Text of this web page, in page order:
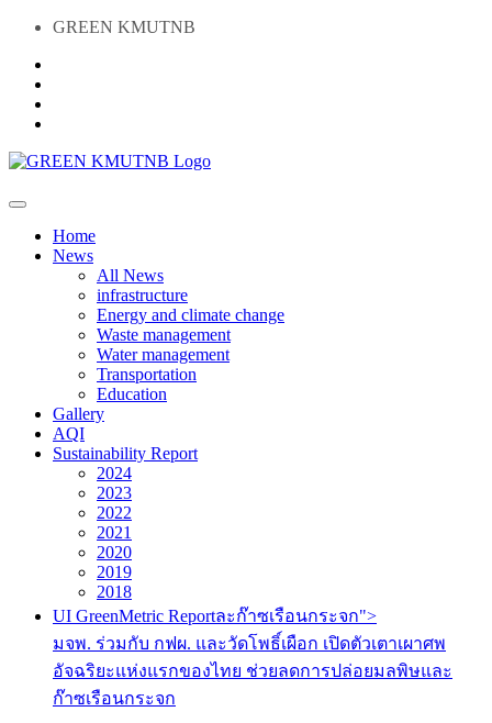
GREEN KMUTNB
Home
News
All News
infrastructure
Energy and climate change
Waste management
Water management
Transportation
Education
Gallery
AQI
Sustainability Report
2024
2023
2022
2021
2020
2019
2018
UI GreenMetric Reportละก๊าซเรือนกระจก">
มจพ. ร่วมกับ กฟผ. และวัดโพธิ์เผือก เปิดตัวเตาเผาศพ
อัจฉริยะแห่งแรกของไทย ช่วยลดการปล่อยมลพิษและ
ก๊าซเรือนกระจก